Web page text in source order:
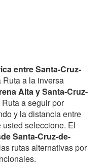
entre Santa-Cruz-
Ruta a la inversa
Alta y Santa-Cruz-
a seguir por
y la distancia entre
seleccione. El
Santa-Cruz-de-
rutas alternativas por